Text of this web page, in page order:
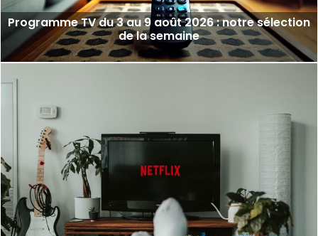
Programme TV du 3 au 9 août 2026 : notre sélection
de la semaine